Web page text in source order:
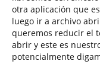
otra aplicación que
luego ir a archivo
queremos reducir el
abrir y este es
potencialmente